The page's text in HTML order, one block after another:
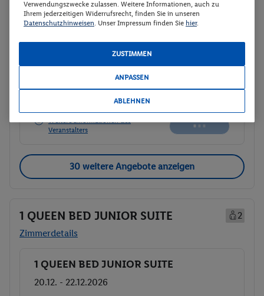
2-Bett-Zimmer
Frühstück
243.02 CHF Gesamt
p.P.
121.
260 € Gesamt
Veranstalter:DERTOUR Deutschland
Veranstalters
Nicht
verfügbar
30 weitere Angebote anzeigen
1 QUEEN BED JUNIOR SUITE
2
Zimmerdetails
Buchen
1 QUEEN BED JUNIOR SUITE
20.12. - 22.12.2026
Verwendungszwecke zulassen. Weitere Informationen, auch zu
Ihrem jederzeitigen Widerrufsrecht, finden Sie in unseren
Datenschutzhinweisen. Unser Impressum finden Sie hier.
ZUSTIMMEN
ANPASSEN
ABLEHNEN